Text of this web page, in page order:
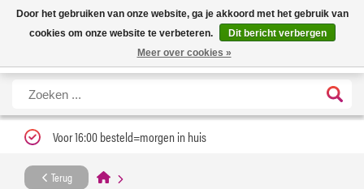
Nieuwe levertijd: 1 tot 3 werkdagen | Nu 25% korting op gehele assortiment
Carfume met kortingscode ''verfrissend''
X
Voor 16:00 besteld=morgen in huis
Terug
Door het gebruiken van onze website, ga je akkoord met het gebruik van
cookies om onze website te verbeteren.
Dit bericht verbergen
Meer over cookies »